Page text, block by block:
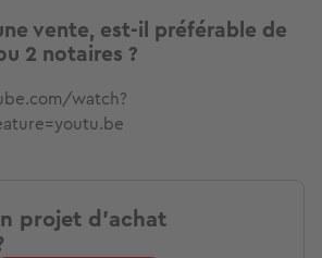
vente, est-il préférable de
2 notaires ?
watch?
projet d'achat